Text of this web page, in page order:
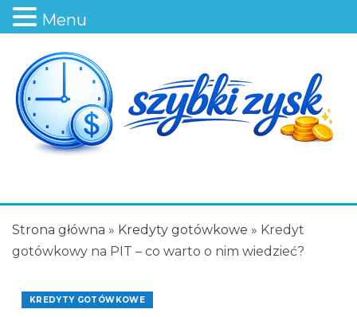
Strona główna » Kredyty gotówkowe » Kredyt
gotówkowy na PIT – co warto o nim wiedzieć?
KREDYTY GOTÓWKOWE
Menu